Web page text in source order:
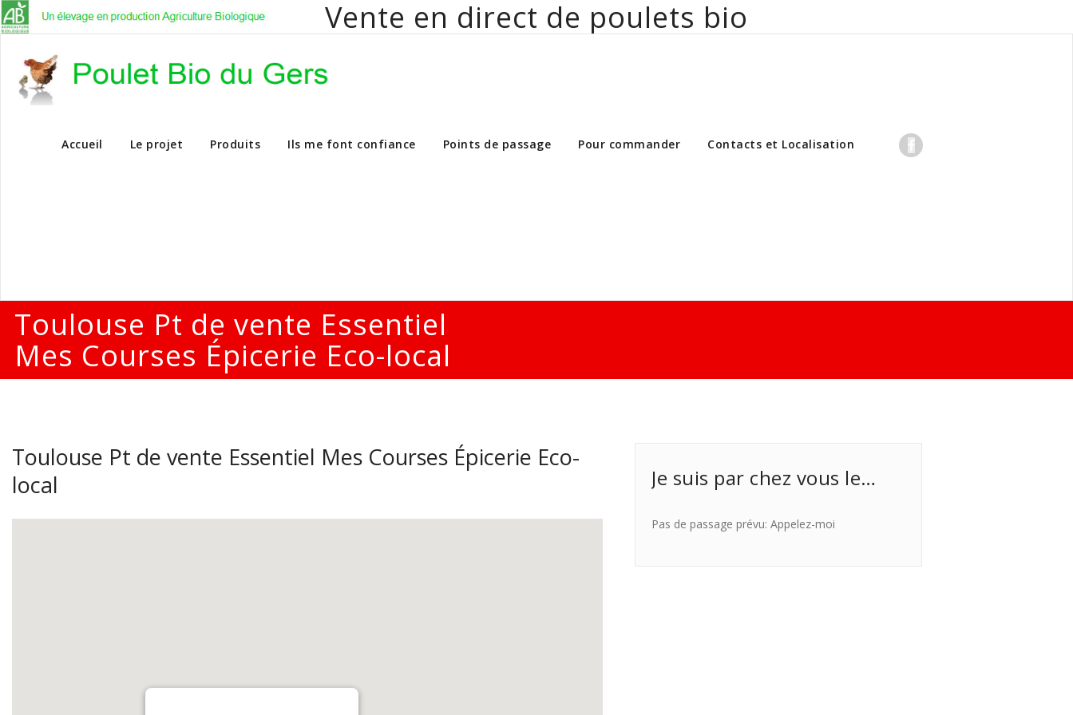
Vente en direct de poulets bio
Vente en direct de poulets bio aux particuliers et professionnels
Accueil Le projet Produits Ils me font confiance Points de passage Pour commander Contacts et Localisation
Toulouse Pt de vente Essentiel
Mes Courses Épicerie Eco-local
Toulouse Pt de vente Essentiel Mes Courses Épicerie Eco-
local
Je suis par chez vous le…
Pas de passage prévu: Appelez-moi